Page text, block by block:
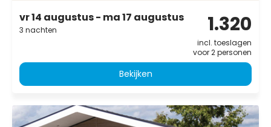
vr 14 augustus - ma 17 augustus
3 nachten 1.320
incl. toeslagen
voor 2 personen
Bekijken